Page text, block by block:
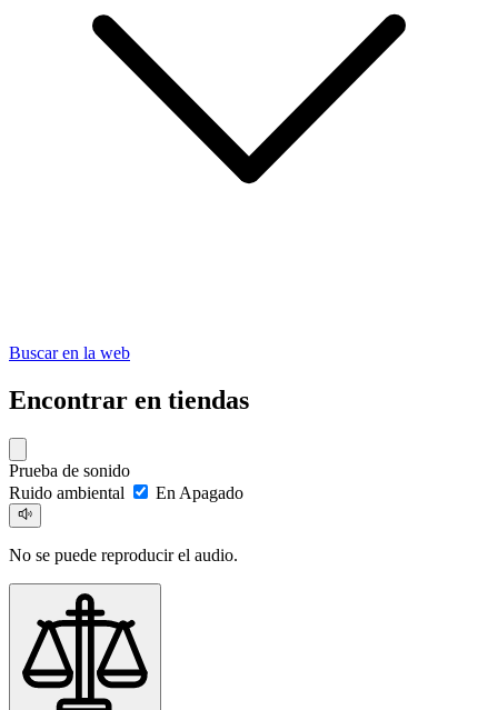
Buscar en la web
Encontrar en tiendas
Prueba de sonido
Ruido ambiental
En Apagado
No se puede reproducir el audio.